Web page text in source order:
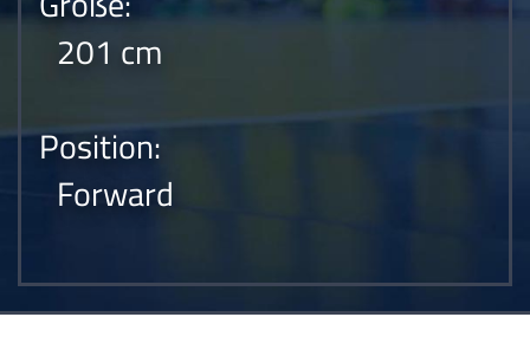
201 cm
Position:
Forward